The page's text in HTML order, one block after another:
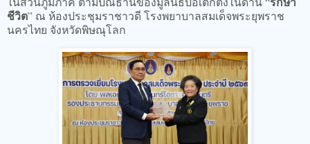
ชีวิต” ณ ห้องประชุมราชาวดี โรงพยาบาลสมเด็จพระยุพราช
นครไทย จังหวัดพิษณุโลก